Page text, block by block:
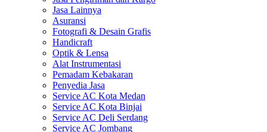
Jasa Lainnya
Asuransi
Fotografi & Desain Grafis
Handicraft
Optik & Lensa
Alat Instrumentasi
Pemadam Kebakaran
Penyedia Jasa
Service AC Kota Medan
Service AC Kota Binjai
Service AC Deli Serdang
Service AC Jombang